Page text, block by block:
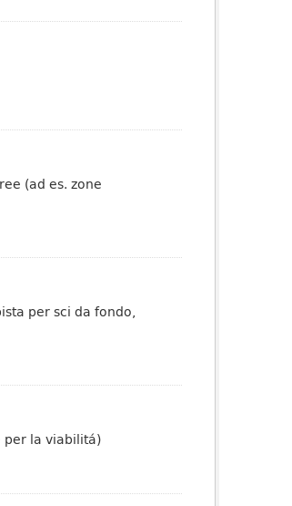
(ad es. zone
per sci da fondo,
per la viabilitá)